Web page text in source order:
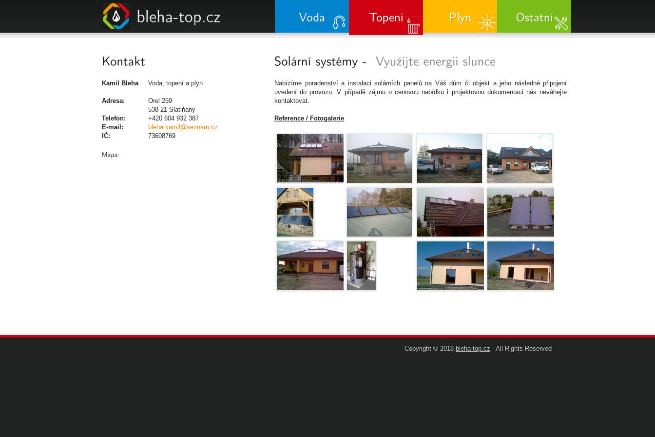
Kamil Bleha Voda, topení a plyn
Adresa:
Orel 259
538 21 Slatiňany
Telefon:
+420 604 932 387
E-mail:
bleha.kamil@seznam.cz
IČ:
73608769
Nabízíme poradenství a instalaci solárních panelů na Váš dům či objekt a jeho následné připojení
uvedení do provozu. V případě zájmu o cenovou nabídku i projektovou dokumentaci nás neváhejte
kontaktovat.
Reference / Fotogalerie
Copyright © 2018 bleha-top.cz - All Rights Reserved